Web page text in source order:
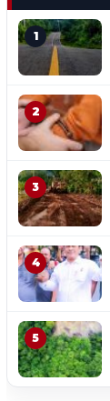
1
2
3
4
5